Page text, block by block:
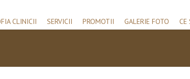
CLINICII SERVICII PROMOTII GALERIE FOTO CE